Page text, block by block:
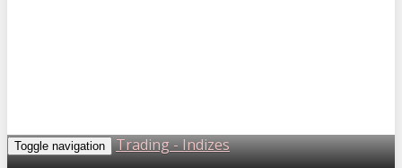
Toggle navigation
Trading - Indizes